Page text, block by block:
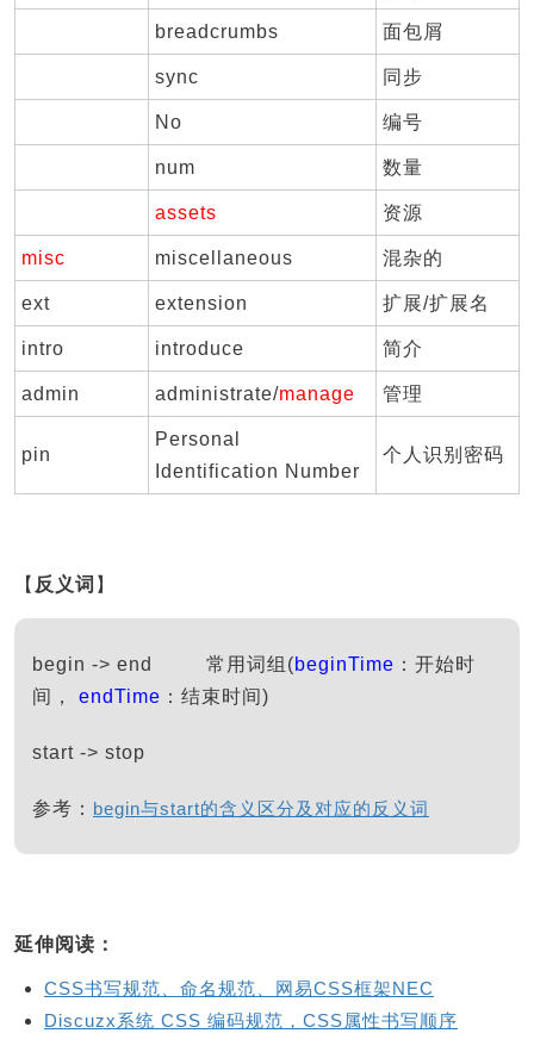
breadcrumbs 面包屑
sync 同步
No 编号
num 数量
assets 资源
misc miscellaneous 混杂的
ext extension 扩展/扩展名
intro introduce 简介
admin administrate/manage 管理
pin
Personal
Identification Number
个人识别密码
【 反义词 】
begin -> end 常用词组(beginTime ：开始时
间， endTime ：结束时间)
start -> stop
参考： begin与start的含义区分及对应的反义词
延伸阅读：
CSS书写规范、命名规范、网易CSS框架NEC
Discuzx系统 CSS 编码规范，CSS属性书写顺序